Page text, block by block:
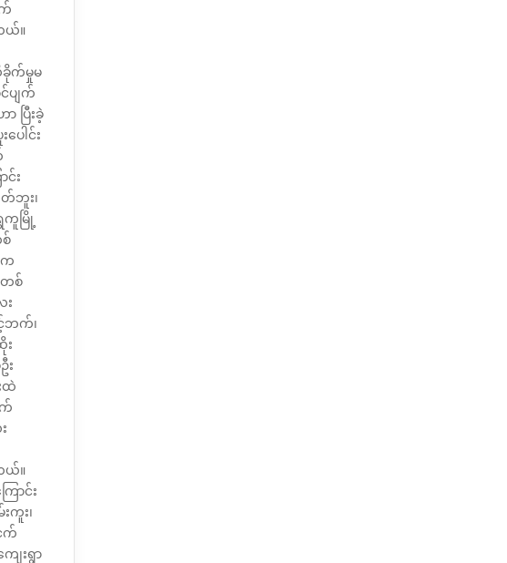
ယ်။
ခိုက်မှုမ
ပျက်
ပြီးခဲ့
ေါင်း
င်း
ဘူး၊
ကူမြို့
က
တစ်
း
ဘက်၊
း
း
ထဲ
က်
ယ်။
ာင်း
ကူး၊
က်
ေးရွာ